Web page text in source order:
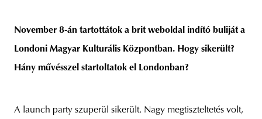
November 8-án tartottátok a brit weboldal indító buliját a
Londoni Magyar Kulturális Központban. Hogy sikerült?
Hány művésszel startoltatok el Londonban?
A launch party szuperül sikerült. Nagy megtiszteltetés volt,